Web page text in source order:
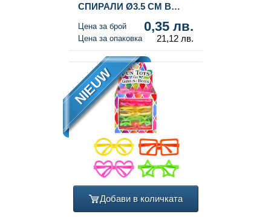
СПИРАЛИ Ø3.5 CM В
Цена за брой 0,35 лв.
Цена за опаковка 21,12 лв.
NIEUW
Добави в количката